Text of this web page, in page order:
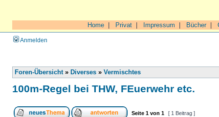
Home Privat Impressum Bücher|
Anmelden
Foren-Übersicht» Diverses » Vermischtes
100m-Regel bei THW, FEuerwehr etc.
Seite 1 von 1 [ 1 Beitrag ]